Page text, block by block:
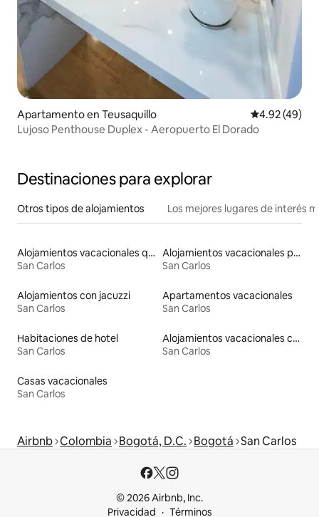
Apartamento en Teusaquillo Calificación
4.92 (49)
Lujoso Penthouse Duplex - Aeropuerto El Dorado
Destinaciones para explorar
Otros tipos de alojamientos Los mejores lugares de interés
Alojamientos vacacionales que admiten mascotas
San Carlos
Alojamientos vacacionales para familias
San Carlos
Alojamientos con jacuzzi
San Carlos
Apartamentos vacacionales
San Carlos
Habitaciones de hotel
San Carlos
Alojamientos vacacionales con piscina
San Carlos
Casas vacacionales
San Carlos
Airbnb Colombia Bogotá, D.C. Bogotá San Carlos
© 2026 Airbnb, Inc.
Privacidad
Términos